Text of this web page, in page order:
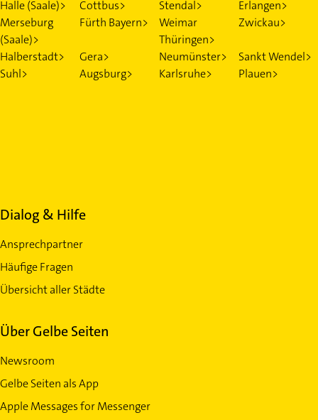
Halle (Saale)>
Cottbus> Stendal>
Erlangen>
Merseburg
(Saale)>
Fürth Bayern>
Weimar
Thüringen>
Zwickau>
Halberstadt> Gera> Neumünster>
Sankt Wendel>
Suhl>
Augsburg> Karlsruhe> Plauen>
Dialog & Hilfe
Ansprechpartner
Häufige Fragen
Übersicht aller Städte
Über Gelbe Seiten
Newsroom
Gelbe Seiten als App
Apple Messages for Messenger